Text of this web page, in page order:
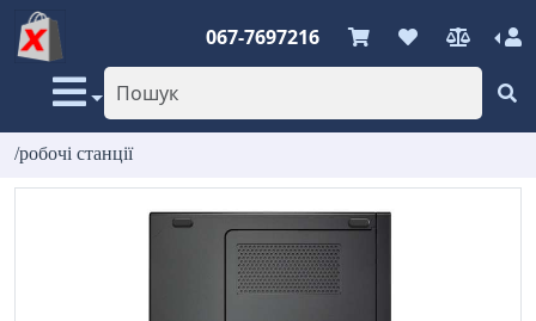
067-7697216
/робочі станції